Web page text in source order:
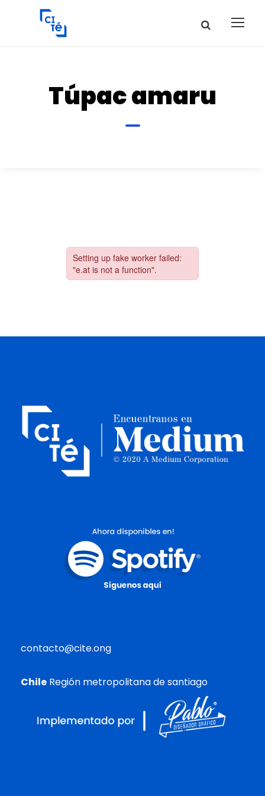
Túpac amaru
contacto@cite.ong
Chile Región metropolitana de santiago